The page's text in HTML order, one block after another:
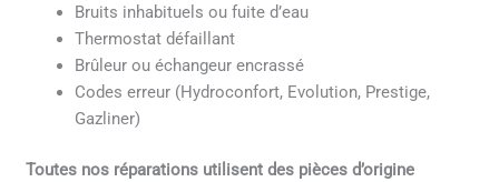
Bruits inhabituels ou fuite d’eau
Thermostat défaillant
Brûleur ou échangeur encrassé
Codes erreur (Hydroconfort, Evolution, Prestige,
Gazliner)
Toutes nos réparations utilisent des pièces d’origine